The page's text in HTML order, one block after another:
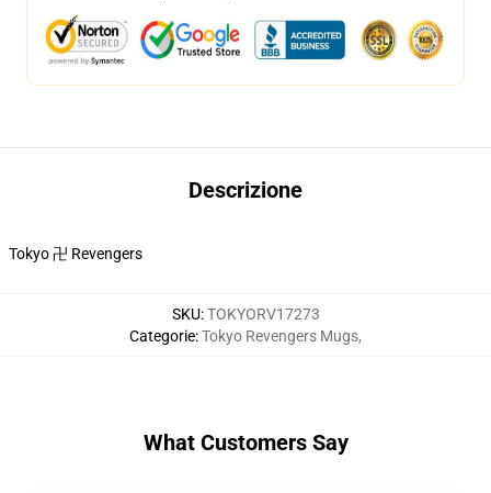
Descrizione
Tokyo 卍 Revengers
SKU:TOKYORV17273
Categorie:Tokyo Revengers Mugs,
What Customers Say